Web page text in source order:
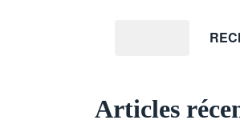
Articles